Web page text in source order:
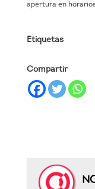
apertura en
Etiquetas
Compartir